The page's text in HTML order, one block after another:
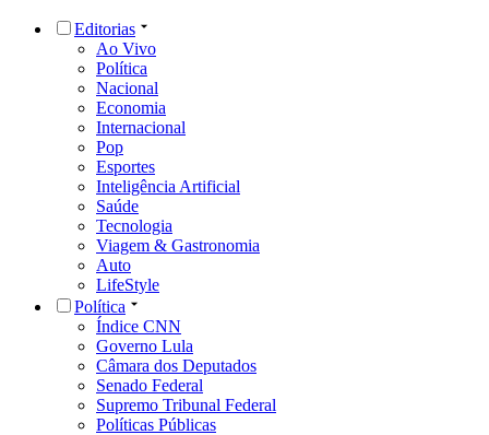
Editorias
Ao Vivo
Política
Nacional
Economia
Internacional
Pop
Esportes
Inteligência Artificial
Saúde
Tecnologia
Viagem & Gastronomia
Auto
LifeStyle
Política
Índice CNN
Governo Lula
Câmara dos Deputados
Senado Federal
Supremo Tribunal Federal
Políticas Públicas